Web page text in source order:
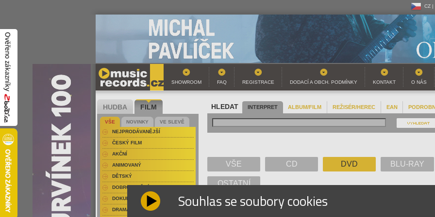
CZ |
CZ |
SK
SHOWROOM FAQ REGISTRACE DODACÍ A OBCH. PODMÍNKY KONTAKT O NÁS
HLEDAT INTERPRET ALBUM/FILM REŽISÉR/HEREC EAN
VŠE CD DVD BLU-RAY
OSTATNÍ
G
HUDBA FILM
VŠE NOVINKY
VE SLEVĚ
NEJPRODÁVANĚJŠÍ
ČESKÝ FILM
AKČNÍ
ANIMOVANÝ
DĚTSKÝ
DOBRODRUŽNÝ
DOKUMENT-PŘÍRODOPISNÝ
DRAMA Souhlas se soubory cookies